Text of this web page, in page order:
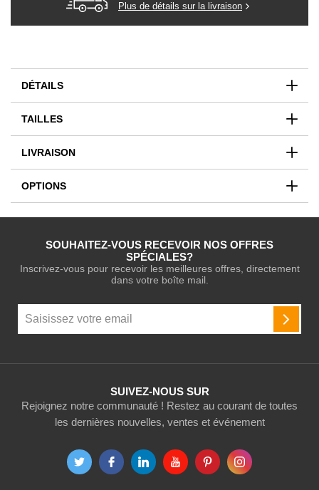
Plus de détails sur la livraison
DÉTAILS
TAILLES
LIVRAISON
OPTIONS
SUIVEZ-NOUS SUR
Rejoignez notre communauté ! Restez au courant de toutes
les dernières nouvelles, ventes et événement
SOUHAITEZ-VOUS RECEVOIR NOS OFFRES
SPÉCIALES?
Inscrivez-vous pour recevoir les meilleures offres, directement
dans votre boîte mail.
notre